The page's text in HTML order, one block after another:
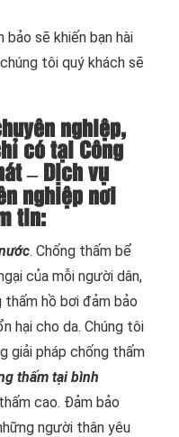
bảo sẽ khiến bạn hài
tôi quý khách sẽ
nghiệp,
có tại Công
– Dịch vụ
nghiệp nơi
tin:
. Chống thấm bể
của mỗi người dân,
thấm hồ bơi đảm bảo
hại cho da. Chúng tôi
giải pháp chống thấm
thấm tại bình
cao. Đảm bảo
người thân yêu